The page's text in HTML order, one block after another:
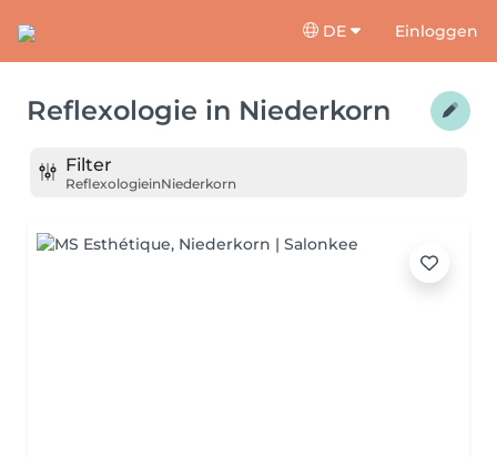
DE Einloggen
Reflexologie in Niederkorn
Filter
ReflexologieinNiederkorn